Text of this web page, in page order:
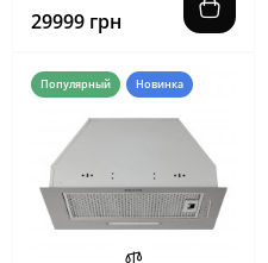
29999 грн
Популярный Новинка